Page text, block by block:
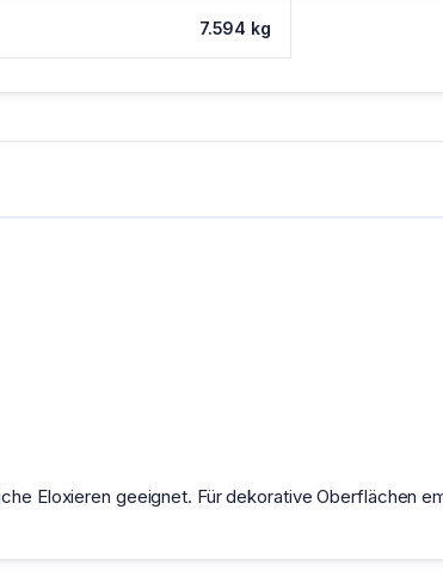
7.594 kg
Eloxieren geeignet. Für dekorative Oberflächen